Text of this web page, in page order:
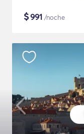
$991 /noche